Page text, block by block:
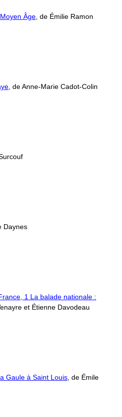
Âge , de Émilie Ramon
, de Anne-Marie Cadot-Colin
Daynes
1 La balade nationale :
et Étienne Davodeau
Gaule à Saint Louis , de Émile